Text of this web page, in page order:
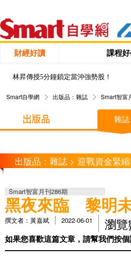
財經好讀 課程
林昇傳授5分鐘鎖定當沖強勢股！
Smart自學網 出版品：雜誌 Smart智富
雜誌
出版品：雜誌 > 迎戰資金
Smart智富月刊286期
黑夜來臨 黎明
撰文者：黃嘉斌 2022-06-01 瀏
如果您喜歡這篇文章，請幫我們按個